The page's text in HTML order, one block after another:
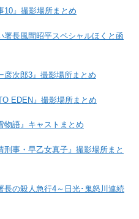
10』撮影場所まとめ
長風間昭平スペシャルほくと函
彦次郎3』撮影場所まとめ
EDEN』撮影場所まとめ
物語』キャストまとめ
事・早乙女真子』撮影場所まと
の殺人急行4～日光･鬼怒川連続